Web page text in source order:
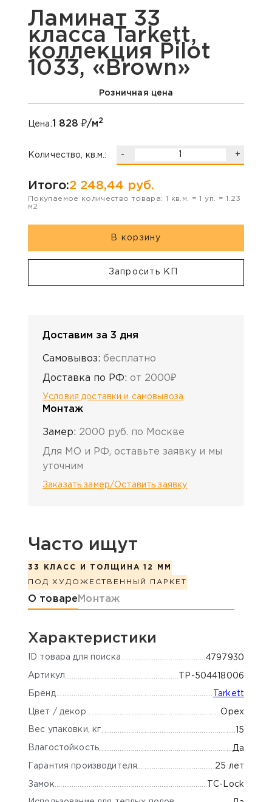
Ламинат 33
класса Tarkett,
коллекция Pilot
1033, «Brown»
Розничная цена
Цена:1 828 ₽/м2
Количество, кв.м.: - +
Итого:2 248,44 руб.
Покупаемое количество товара: 1 кв.м. =1 уп. =1.23
м2
В корзину
Запросить КП
Доставим за 3 дня
Самовывоз: бесплатно
Доставка по РФ: от 2000₽
Условия доставки и самовывоза
Монтаж
Замер: 2000 руб. по Москве
Для МО и РФ, оставьте заявку и мы
уточним
Заказать замер/Оставить заявку
Часто ищут
33 КЛАСС И ТОЛЩИНА 12 ММ
ПОД ХУДОЖЕСТВЕННЫЙ ПАРКЕТ
Информация о товаре
О товаре Монтаж
Характеристики
ID товара для поиска 4797930
Артикул TP-504418006
Бренд Tarkett
Цвет / декор Орех
Вес упаковки, кг 15
Влагостойкость Да
Гарантия производителя 25 лет
Замок TС-Lock